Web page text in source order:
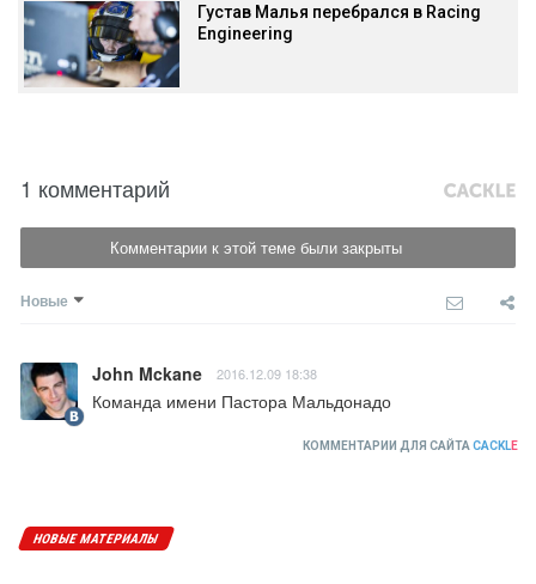
Густав Малья перебрался в Racing
Engineering
1 комментарий
Комментарии к этой теме были закрыты
Новые
John Mckane 2016.12.09 18:38
Команда имени Пастора Мальдонадо
КОММЕНТАРИИ ДЛЯ САЙТА CACKLE
НОВЫЕ МАТЕРИАЛЫ